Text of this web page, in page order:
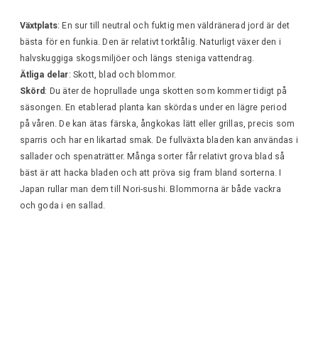
Växtplats: En sur till neutral och fuktig men väldränerad jord är det
bästa för en funkia. Den är relativt torktålig. Naturligt växer den i
halvskuggiga skogsmiljöer och längs steniga vattendrag.
Ätliga delar: Skott, blad och blommor.
Skörd : Du äter de hoprullade unga skotten som kommer tidigt på
säsongen. En etablerad planta kan skördas under en lägre period
på våren. De kan ätas färska, ångkokas lätt eller grillas, precis som
sparris och har en likartad smak. De fullväxta bladen kan användas i
sallader och spenaträtter. Många sorter får relativt grova blad så
bäst är att hacka bladen och att pröva sig fram bland sorterna. I
Japan rullar man dem till Nori-sushi. Blommorna är både vackra
och goda i en sallad.